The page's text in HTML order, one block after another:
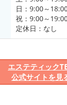
日：9:00～
祝：9:00～
定休日：なし
エステティック
公式サイトを見